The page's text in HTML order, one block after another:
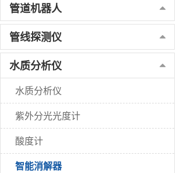
管道机器人
管线探测仪
水质分析仪
水质分析仪
紫外分光光度计
酸度计
智能消解器